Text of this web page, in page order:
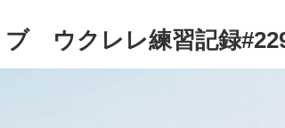
ウクレレ練習記録